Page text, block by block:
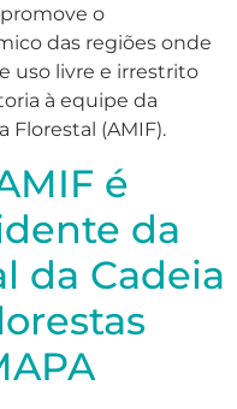
o
das regiões onde
uso livre e irrestrito
à equipe da
Florestal (AMIF).
é
da
da Cadeia